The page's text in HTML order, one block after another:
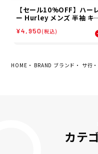
【セール10%OFF】ハー
ー Hurley メンズ 半袖 キ
ショートスリーブ Tシャツ
¥4,950 (税込)
HOME BRAND ブランド サ行
カテ